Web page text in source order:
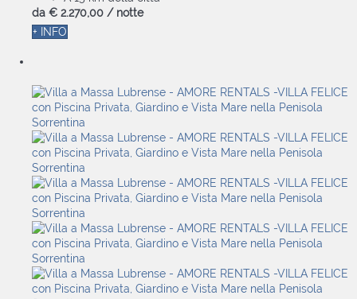
da € 2.270,00 / notte
+ INFO